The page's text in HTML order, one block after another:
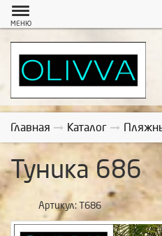
МЕНЮ
Главная Каталог
Туника 686
Артикул: Т686